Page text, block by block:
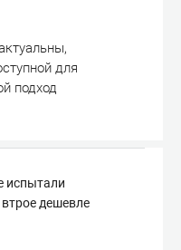
для
подход
испытали
дешевле